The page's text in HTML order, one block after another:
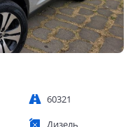
60321
Дизель